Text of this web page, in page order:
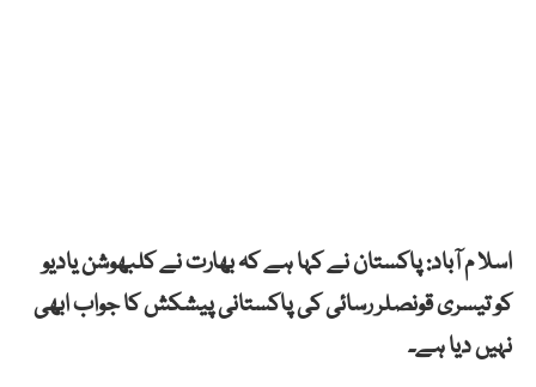
اسلا م آباد: پاکستان نے کہا ہے کہ بھارت نے کلبھوشن یادیو
کو تیسری قونصلر رسائی کی پاکستانی پیشکش کا جواب ابھی
نہیں دیا ہے۔